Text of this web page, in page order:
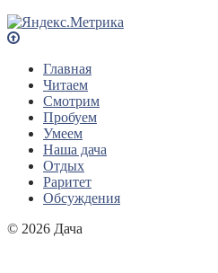
Главная
Читаем
Смотрим
Пробуем
Умеем
Наша дача
Отдых
Раритет
Обсуждения
© 2026 Дача